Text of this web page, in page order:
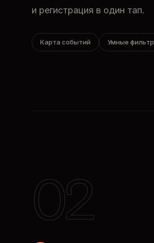
и регистрация в один тап.
Карта событий Умные
02